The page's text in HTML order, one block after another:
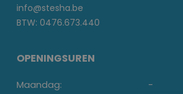
info@stesha.be
BTW: 0476.673.440
OPENINGSUREN
Maandag: -